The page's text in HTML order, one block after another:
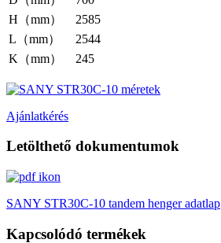
H（mm）
2585
L（mm）
2544
K（mm）
245
Ajánlatkérés
Letölthető dokumentumok
SANY STR30C-10 tandem henger adatlap
Kapcsolódó termékek